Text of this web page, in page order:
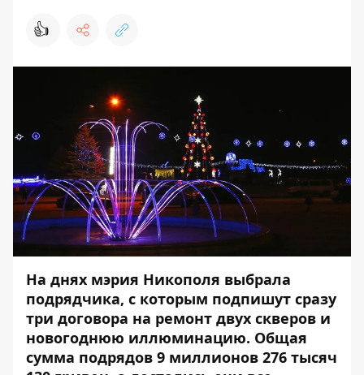
👍
На днях мэрия Никополя выбрала
подрядчика, с которым подпишут сразу
три договора на ремонт двух скверов и
новогоднюю иллюминацию. Общая
сумма подрядов 9 миллионов 276 тысяч